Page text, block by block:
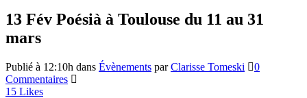
13 Fév Poésià à Toulouse du 11 au 31
mars
Publié à 12:10h dans Évènements parClarisse Tomeski
0
Commentaires
15 Likes